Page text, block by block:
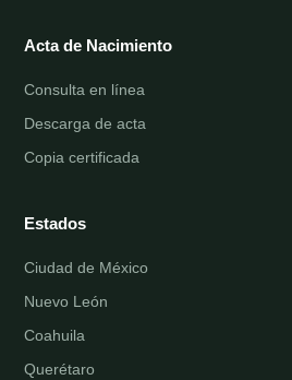
Acta de Nacimiento
Consulta en línea
Descarga de acta
Copia certificada
Estados
Ciudad de México
Nuevo León
Coahuila
Querétaro